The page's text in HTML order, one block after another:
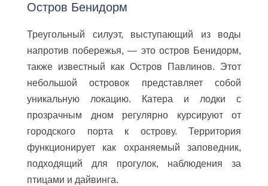
Остров Бенидорм
Треугольный силуэт, выступающий из воды
напротив побережья, — это остров Бенидорм,
также известный как Остров Павлинов. Этот
небольшой островок представляет собой
уникальную локацию. Катера и лодки с
прозрачным дном регулярно курсируют от
городского порта к острову. Территория
функционирует как охраняемый заповедник,
подходящий для прогулок, наблюдения за
птицами и дайвинга.